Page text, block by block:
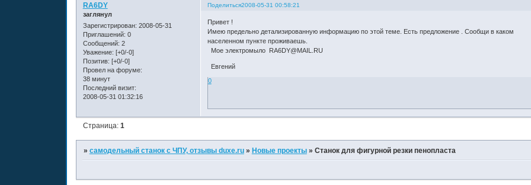
Поделиться2008-05-31 00:58:21
RA6DY
заглянул
Зарегистрирован: 2008-05-31
Приглашений: 0
Сообщений: 2
Уважение: [+0/-0]
Позитив: [+0/-0]
Провел на форуме:
38 минут
Последний визит:
2008-05-31 01:32:16
Привет !
Имею предельно детализированную информацию по этой теме. Есть предложение . Сообщи в каком
населенном пункте проживаешь.
Мое электромыло RA6DY@MAIL.RU
Евгений
0
Страница: 1
» самодельный станок с ЧПУ, отзывы duxe.ru » Новые проекты » Станок для фигурной резки пенопласта